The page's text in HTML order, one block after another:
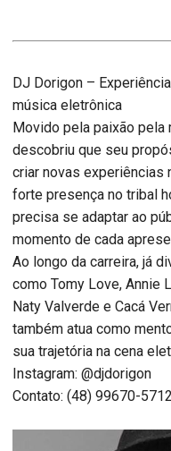
DJ Dorigon –
música eletrônica
Movido pela paixão
descobriu que seu
criar novas experiências
forte presença no tribal
precisa se adaptar ao
momento de cada
Ao longo da carreira, já
como Tomy Love, Annie
Naty Valverde e Cacá
também atua como
sua trajetória na cena
Instagram: @djdorigon
Contato: (48) 99670-5712